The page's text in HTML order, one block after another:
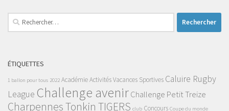
Rechercher :
ÉTIQUETTES
1 ballon pour tous 2022 AcadémieActivités Vacances Sportives Caluire Rugby
League Challenge avenirChallenge Petit Treize
Charpennes Tonkin TIGERS club Concours Coupe du monde